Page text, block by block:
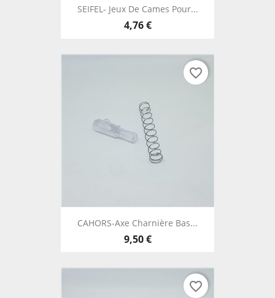
SEIFEL- Jeux De Cames Pour...
4,76 €
CAHORS-Axe Charnière Bas...
9,50 €
favorite_border
favorite_border